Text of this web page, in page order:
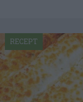
RECEPT